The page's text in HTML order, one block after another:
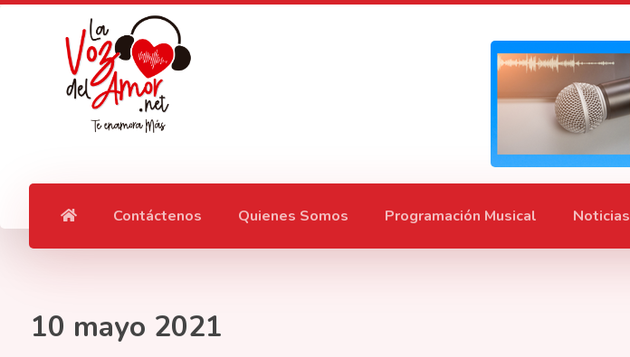
Contáctenos Quienes Somos Programación Musical Noticias
10 mayo 2021